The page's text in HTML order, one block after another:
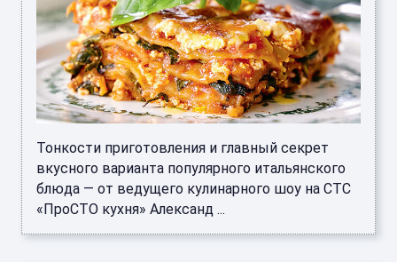
Тонкости приготовления и главный секрет
вкусного варианта популярного итальянского
блюда — от ведущего кулинарного шоу на СТС
«ПроСТО кухня» Александ ...